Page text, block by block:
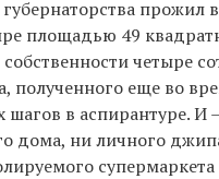
губернаторства прожил
площадью 49
четыре
полученного еще во
шагов в аспирантуре. И
дома, ни личного